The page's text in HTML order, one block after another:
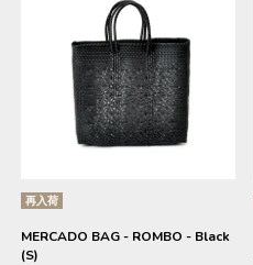
再入荷
MERCADO BAG - ROMBO - Black
(S)